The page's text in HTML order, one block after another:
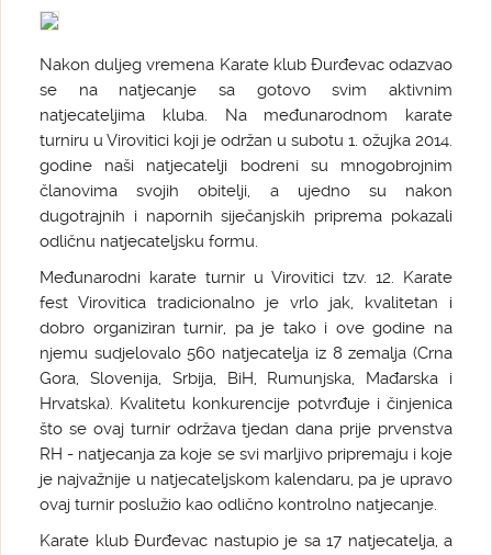
Nakon duljeg vremena Karate klub Đurđevac odazvao
se na natjecanje sa gotovo svim aktivnim
natjecateljima kluba. Na međunarodnom karate
turniru u Virovitici koji je održan u subotu 1. ožujka 2014.
godine naši natjecatelji bodreni su mnogobrojnim
članovima svojih obitelji, a ujedno su nakon
dugotrajnih i napornih siječanjskih priprema pokazali
odličnu natjecateljsku formu.
Međunarodni karate turnir u Virovitici tzv. 12. Karate
fest Virovitica tradicionalno je vrlo jak, kvalitetan i
dobro organiziran turnir, pa je tako i ove godine na
njemu sudjelovalo 560 natjecatelja iz 8 zemalja (Crna
Gora, Slovenija, Srbija, BiH, Rumunjska, Mađarska i
Hrvatska). Kvalitetu konkurencije potvrđuje i činjenica
što se ovaj turnir održava tjedan dana prije prvenstva
RH - natjecanja za koje se svi marljivo pripremaju i koje
je najvažnije u natjecateljskom kalendaru, pa je upravo
ovaj turnir poslužio kao odlično kontrolno natjecanje.
Karate klub Đurđevac nastupio je sa 17 natjecatelja, a